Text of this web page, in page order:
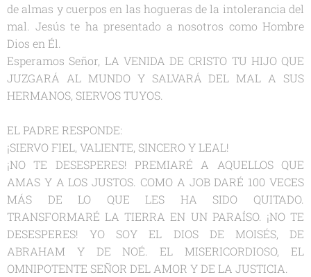
de almas y cuerpos en las hogueras de la intolerancia del
mal. Jesús te ha presentado a nosotros como Hombre
Dios en Él.
Esperamos Señor, LA VENIDA DE CRISTO TU HIJO QUE
JUZGARÁ AL MUNDO Y SALVARÁ DEL MAL A SUS
HERMANOS, SIERVOS TUYOS.
EL PADRE RESPONDE:
¡SIERVO FIEL, VALIENTE, SINCERO Y LEAL!
¡NO TE DESESPERES! PREMIARÉ A AQUELLOS QUE
AMAS Y A LOS JUSTOS. COMO A JOB DARÉ 100 VECES
MÁS DE LO QUE LES HA SIDO QUITADO.
TRANSFORMARÉ LA TIERRA EN UN PARAÍSO. ¡NO TE
DESESPERES! YO SOY EL DIOS DE MOISÉS, DE
ABRAHAM Y DE NOÉ. EL MISERICORDIOSO, EL
OMNIPOTENTE SEÑOR DEL AMOR Y DE LA JUSTICIA.